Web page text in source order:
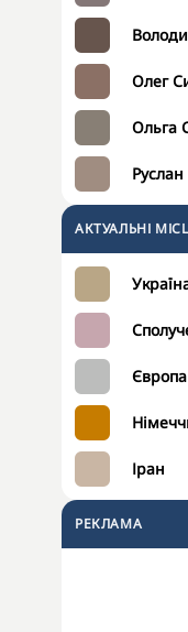
Олег
Ольга
АКТУАЛЬНІ
Європа
Іран
РЕКЛАМА